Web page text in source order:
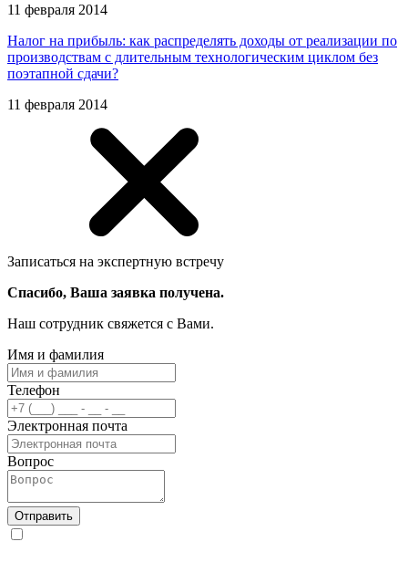
11 февраля 2014
Налог на прибыль: как распределять доходы от реализации по
производствам с длительным технологическим циклом без
поэтапной сдачи?
11 февраля 2014
Записаться на экспертную встречу
Спасибо, Ваша заявка получена.
Наш сотрудник свяжется с Вами.
Имя и фамилия
Телефон
Электронная почта
Вопрос
Отправить